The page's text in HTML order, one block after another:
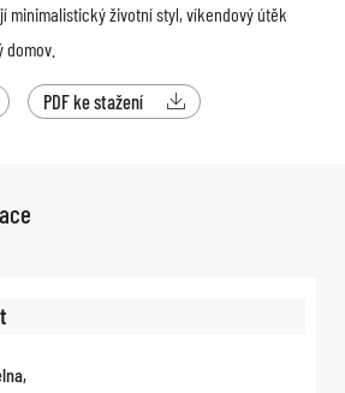
minimalistický životní styl, víkendový útěk
PDF ke stažení 